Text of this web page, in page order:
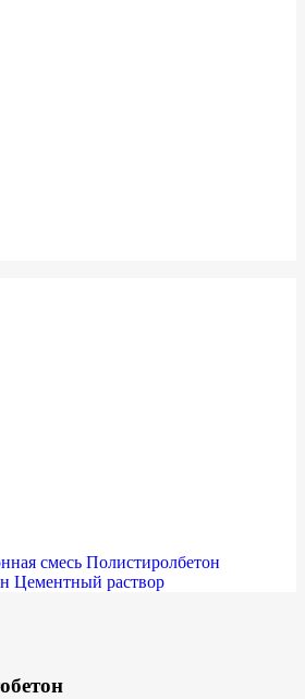
смесь Полистиролбетон
Цементный раствор